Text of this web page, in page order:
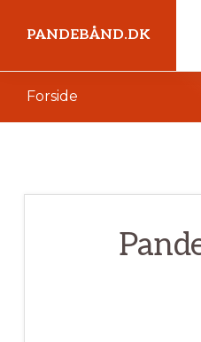
indhold
PANDEBÅND.DK
Forside